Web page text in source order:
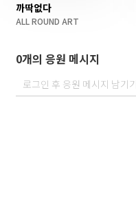
까딱없다
ALL ROUND ART
0개의 응원 메시지